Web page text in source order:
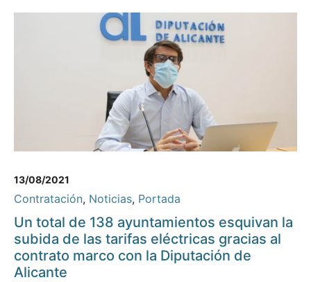
13/08/2021
Contratación, Noticias, Portada
Un total de 138 ayuntamientos esquivan la
subida de las tarifas eléctricas gracias al
contrato marco con la Diputación de
Alicante